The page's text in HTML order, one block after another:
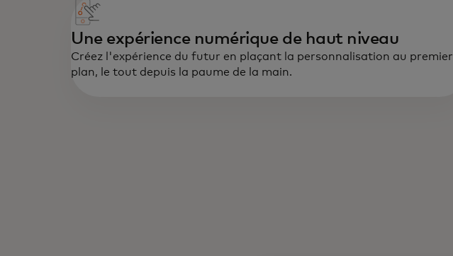
Une expérience numérique de haut niveau
Créez l'expérience du futur en plaçant la personnalisation au premier
plan, le tout depuis la paume de la main.